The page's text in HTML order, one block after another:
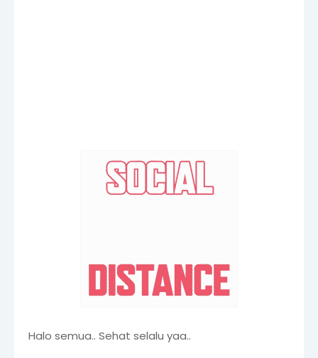
Halo semua.. Sehat selalu yaa..